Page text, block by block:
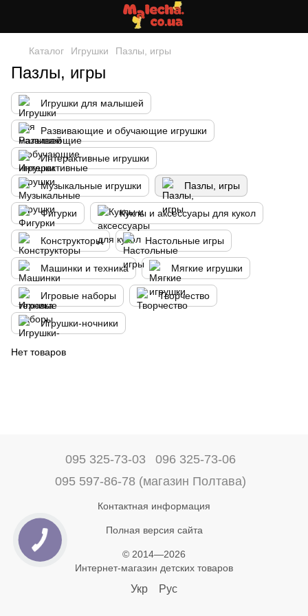
Каталог Игрушки Пазлы, игры
Пазлы, игры
Игрушки для малышей
Развивающие и обучающие игрушки
Интерактивные игрушки
Музыкальные игрушки Пазлы, игры
Фигурки Куклы и аксессуары для кукол
Конструкторы Настольные игры
Машинки и техника Мягкие игрушки
Игровые наборы Творчество
Игрушки-ночники
Нет товаров
095 325-73-03
096 325-73-06
095 597-86-78 (магазин Полтава)
Контактная информация
Полная версия сайта
© 2014—2026
Интернет-магазин детских товаров
Укр Рус